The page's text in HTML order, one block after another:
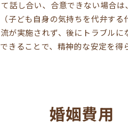
話し合い、合意できない場合
子ども自身の気持ちを代弁する
が実施されず、後にトラブルに
きることで、精神的な安定を得
婚姻費用